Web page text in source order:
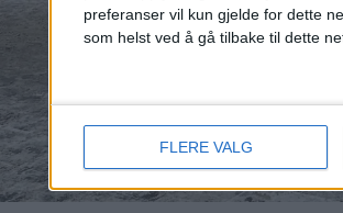
preferanser vil kun gjelde for dette
som helst ved å gå tilbake til dette
FLERE VALG